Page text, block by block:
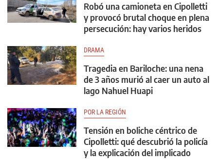
Robó una camioneta en Cipolletti
y provocó brutal choque en plena
persecución: hay varios heridos
DRAMA
Tragedia en Bariloche: una nena
de 3 años murió al caer un auto al
lago Nahuel Huapi
POR LA REGIÓN
Tensión en boliche céntrico de
Cipolletti: qué descubrió la policía
y la explicación del implicado